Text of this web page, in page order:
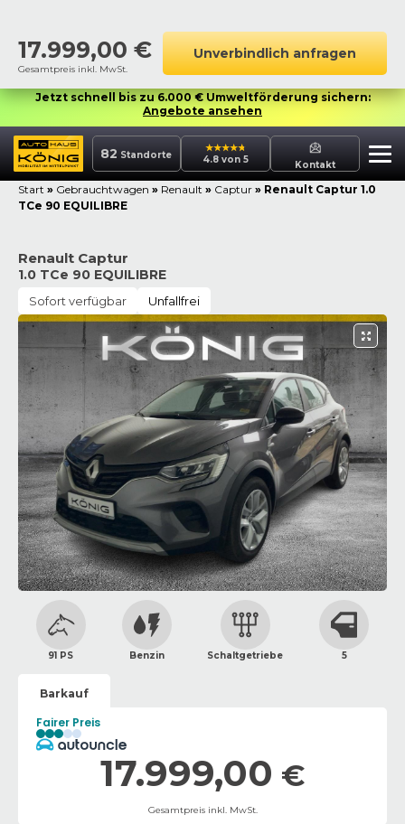
17.999,00 €
Gesamtpreis inkl. MwSt.
Unverbindlich anfragen
Jetzt schnell bis zu 6.000 € Umweltförderung sichern:
Angebote ansehen
82 Standorte 4.8 von 5 Kontakt
Start » Gebrauchtwagen » Renault » Captur » Renault Captur 1.0
TCe 90 EQUILIBRE
Renault Captur
1.0 TCe 90 EQUILIBRE
Sofort verfügbar Unfallfrei
91 PS Benzin Schaltgetriebe 5
Barkauf
Fairer Preis
17.999,00 €
Gesamtpreis inkl. MwSt.